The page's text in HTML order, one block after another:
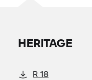
HERITAGE
R 18